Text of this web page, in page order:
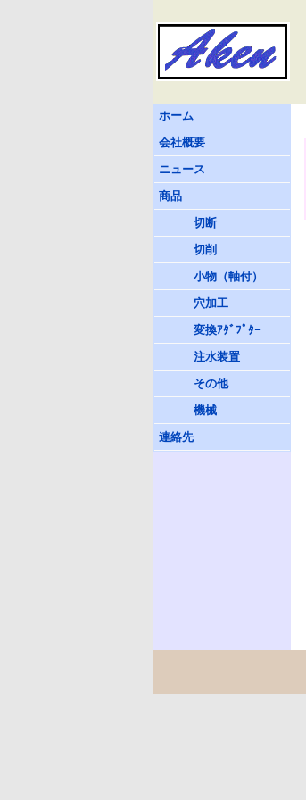
ホーム
会社概要
ニュース
商品
切断
切削
小物（軸付）
穴加工
変換ｱﾀﾞﾌﾟﾀｰ
注水装置
その他
機械
連絡先